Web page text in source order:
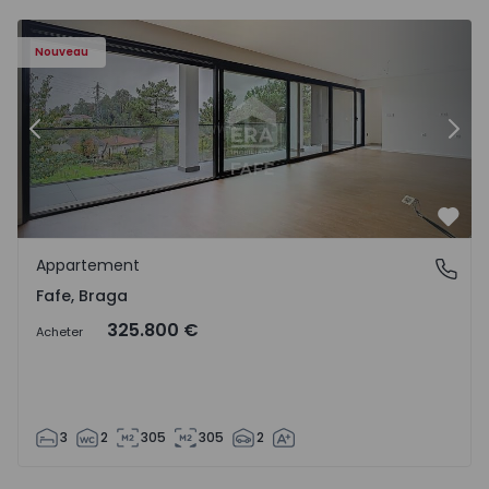
Nouveau
Précédent
Fafe, Braga
Appartement
Fafe, Braga
Acheter 325.800 €
3 2 305 305 2